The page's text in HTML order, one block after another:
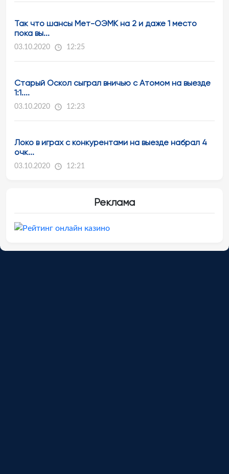
Так что шансы Мет-ОЭМК на 2 и даже 1 место
пока вы...
03.10.2020 12:25
Старый Оскол сыграл вничью с Атомом на выезде
1:1....
03.10.2020 12:23
Локо в играх с конкурентами на выезде набрал 4
очк...
03.10.2020 12:21
Реклама